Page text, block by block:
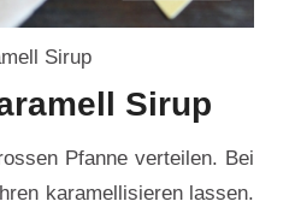
Sirup
Sirup
Pfanne verteilen. Bei
karamellisieren lassen.